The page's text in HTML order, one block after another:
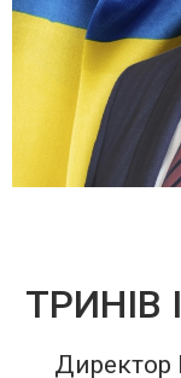
ТРИНІВ
Директор